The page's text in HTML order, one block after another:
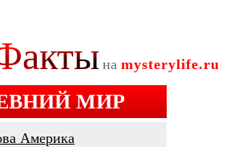
МИР
Америка